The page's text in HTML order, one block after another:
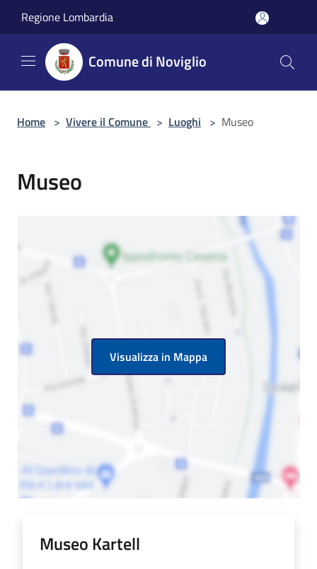
Regione Lombardia
Comune di Noviglio
Home > Vivere il Comune > Luoghi > Museo
Museo
Visualizza in Mappa
Museo Kartell